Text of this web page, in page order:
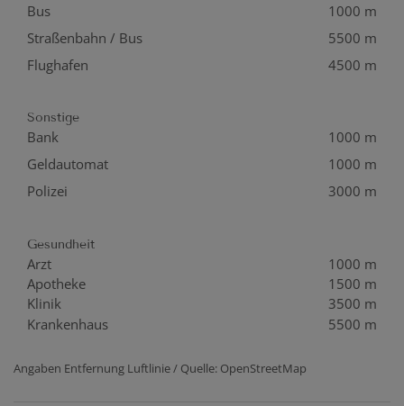
Bus
1000 m
Straßenbahn / Bus
5500 m
Flughafen
4500 m
Sonstige
Bank
1000 m
Geldautomat
1000 m
Polizei
3000 m
Gesundheit
Arzt
1000 m
Apotheke
1500 m
Klinik
3500 m
Krankenhaus
5500 m
Angaben Entfernung Luftlinie / Quelle: OpenStreetMap